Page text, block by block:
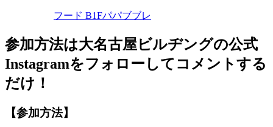
フード B1Fパパブブレ
参加方法は大名古屋ビルヂングの公式
Instagramをフォローしてコメントする
だけ！
【参加方法】